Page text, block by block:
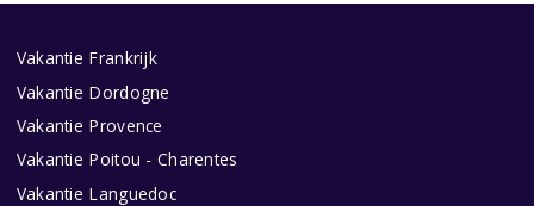
Vakantie Frankrijk
Vakantie Dordogne
Vakantie Provence
Vakantie Poitou - Charentes
Vakantie Languedoc